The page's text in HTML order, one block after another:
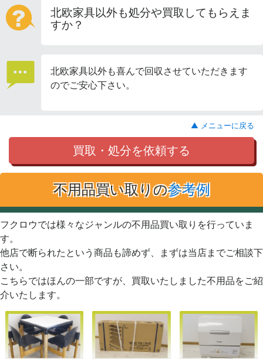
北欧家具以外も処分や買取してもらえま
すか？
北欧家具以外も喜んで回収させていただきます
のでご安心下さい。
▲ メニューに戻る
買取・処分を依頼する
不用品買い取りの参考例
フクロウでは様々なジャンルの不用品買い取りを行っていま
す。
他店で断られたという商品も諦めず、まずは当店までご相談下
さい。
こちらではほんの一部ですが、買取いたしました不用品をご紹
介いたします。